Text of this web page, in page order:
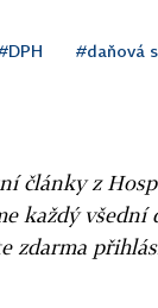
#daňová
články z
každý všední
zdarma